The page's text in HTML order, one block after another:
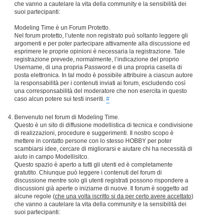
che vanno a cautelare la vita della community e la sensibilità dei
suoi partecipanti:
Modeling Time è un Forum Protetto.
Nel forum protetto, l’utente non registrato può soltanto leggere gli
argomenti e per poter partecipare attivamente alla discussione ed
esprimere le proprie opinioni è necessaria la registrazione. Tale
registrazione prevede, normalmente, l’indicazione del proprio
Username, di una propria Password e di una propria casella di
posta elettronica. In tal modo è possibile attribuire a ciascun autore
la responsabilità per i contenuti inviati ai forum, escludendo così
una corresponsabilità del moderatore che non esercita in questo
caso alcun potere sui testi inseriti. #
Benvenuto nel forum di Modeling Time.
Questo è un sito di diffusione modellistica di tecnica e condivisione
di realizzazioni, procedure e suggerimenti. Il nostro scopo è
mettere in contatto persone con lo stesso HOBBY per poter
scambiarsi idee, cercare di migliorarsi e aiutare chi ha necessità di
aiuto in campo Modellisitco.
Questo spazio è aperto a tutti gli utenti ed è completamente
gratutito. Chiunque può leggere i contenuti del forum di
discussione mentre solo gli utenti registrati possono rispondere a
discussioni già aperte o iniziarne di nuove. Il forum è soggetto ad
alcune regole (che una volta iscritto si da per certo avere accettato)
che vanno a cautelare la vita della community e la sensibilità dei
suoi partecipanti: